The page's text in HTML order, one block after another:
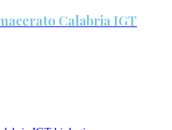
Calabria IGT